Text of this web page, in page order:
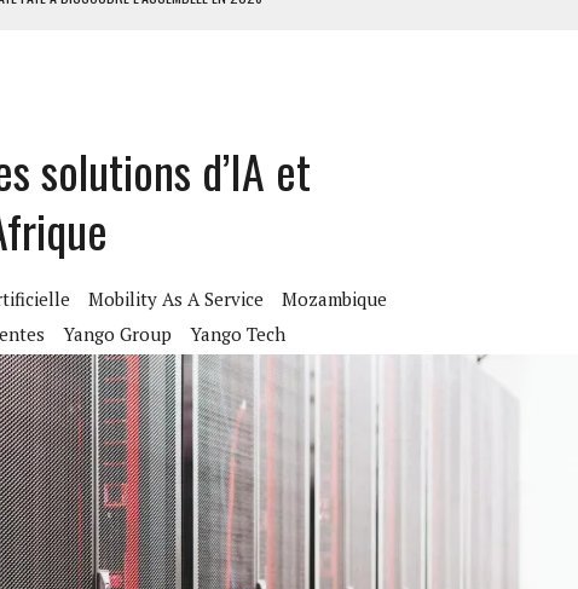
D’EMPLOIS AVEC LA GUERRE CONTRE L’IRAN
COUPES BUDGÉTAIRES
solutions d’IA et
Mobility As A Service
Mozambique
Yango Group Yango Tech